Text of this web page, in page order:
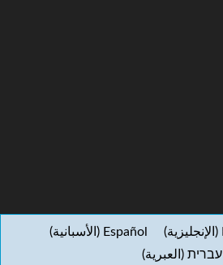
( الإنجليزية)
Español
( الأسبانية)
עברית ( العبرية)